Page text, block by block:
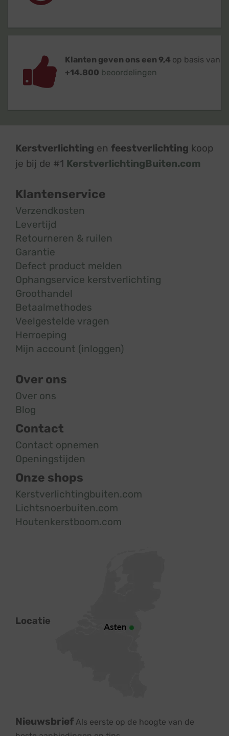
Klanten geven ons een 9,4 op basis van
+14.800 beoordelingen
Kerstverlichting en feestverlichting koop
je bij de #1 KerstverlichtingBuiten.com
Klantenservice
Verzendkosten
Levertijd
Retourneren & ruilen
Garantie
Defect product melden
Ophangservice kerstverlichting
Groothandel
Betaalmethodes
Veelgestelde vragen
Herroeping
Mijn account (inloggen)
Over ons
Over ons
Blog
Contact
Contact opnemen
Openingstijden
Onze shops
Kerstverlichtingbuiten.com
Lichtsnoerbuiten.com
Houtenkerstboom.com
Locatie
Nieuwsbrief Als eerste op de hoogte van de